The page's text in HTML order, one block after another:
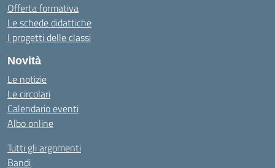
Offerta formativa
Le schede didattiche
I progetti delle classi
Novità
Le notizie
Le circolari
Calendario eventi
Albo online
Tutti gli argomenti
Bandi